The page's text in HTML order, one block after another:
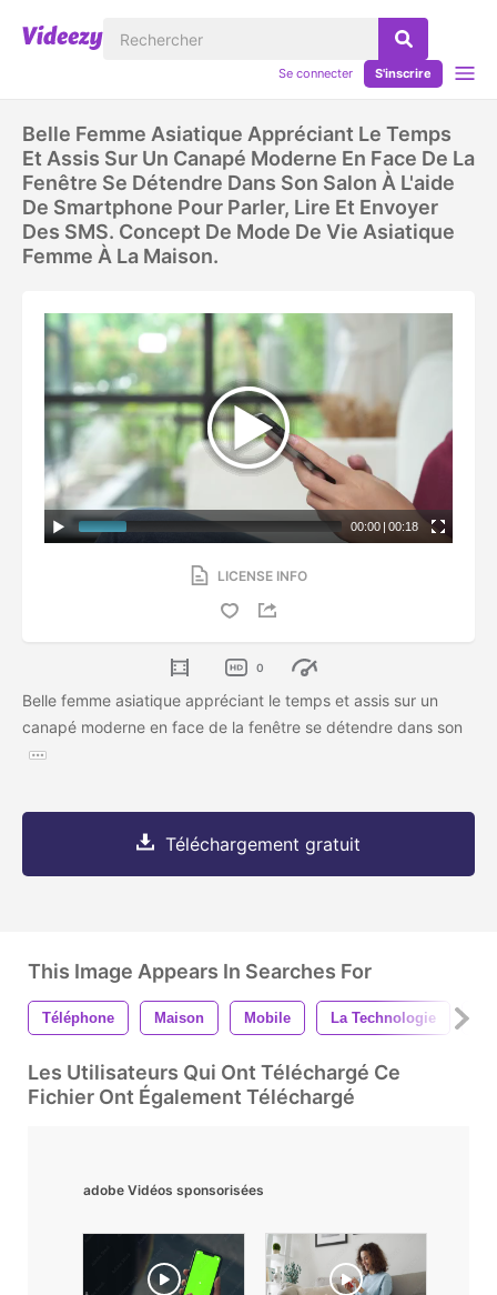
Se connecter S'inscrire
Belle Femme Asiatique Appréciant Le Temps
Et Assis Sur Un Canapé Moderne En Face De La
Fenêtre Se Détendre Dans Son Salon À L'aide
De Smartphone Pour Parler, Lire Et Envoyer
Des SMS. Concept De Mode De Vie Asiatique
Femme À La Maison.
00:00 | 00:18
LICENSE INFO
0
Belle femme asiatique appréciant le temps et assis sur un
canapé moderne en face de la fenêtre se détendre dans son
Téléchargement gratuit
This Image Appears In Searches For
Téléphone Maison Mobile La Technologie
Les Utilisateurs Qui Ont Téléchargé Ce
Fichier Ont Également Téléchargé
adobe Vidéos sponsorisées